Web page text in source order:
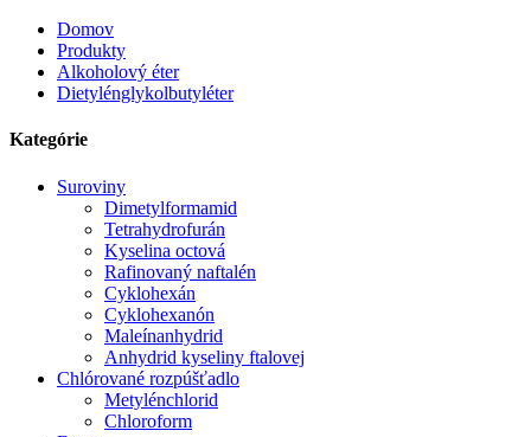
Domov
Produkty
Alkoholový éter
Dietylénglykolbutyléter
Kategórie
Suroviny
Dimetylformamid
Tetrahydrofurán
Kyselina octová
Rafinovaný naftalén
Cyklohexán
Cyklohexanón
Maleínanhydrid
Anhydrid kyseliny ftalovej
Chlórované rozpúšťadlo
Metylénchlorid
Chloroform